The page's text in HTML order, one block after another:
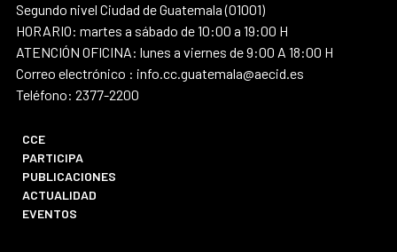
Segundo nivel Ciudad de Guatemala (01001)
HORARIO: martes a sábado de 10:00 a 19:00 H
ATENCIÓN OFICINA: lunes a viernes de 9:00 A 18:00 H
Correo electrónico : info.cc.guatemala@aecid.es
Teléfono: 2377-2200
CCE
PARTICIPA
PUBLICACIONES
ACTUALIDAD
EVENTOS